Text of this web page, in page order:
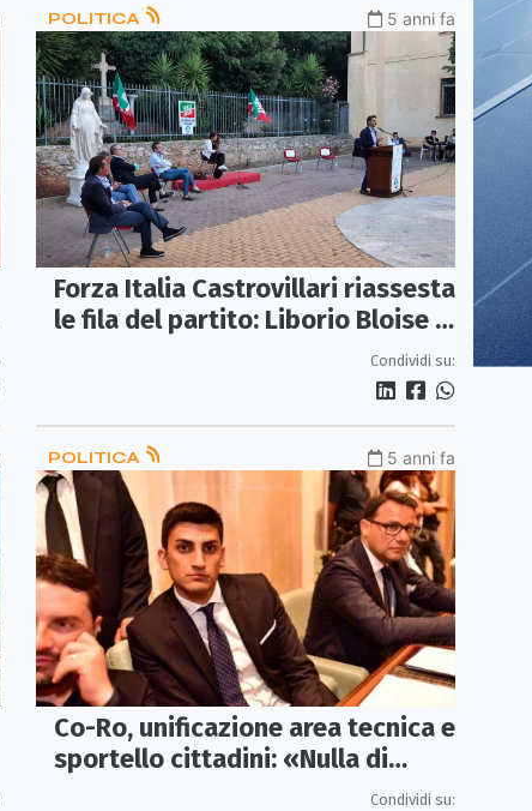
POLITICA 5 anni fa
Forza Italia Castrovillari riassesta
le fila del partito: Liborio Bloise è
Condividi su:
POLITICA 5 anni fa
Co-Ro, unificazione area tecnica e
sportello cittadini: «Nulla di
questo è stato fatto. PoniamoCondividi su: